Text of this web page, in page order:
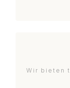
Wir bieten